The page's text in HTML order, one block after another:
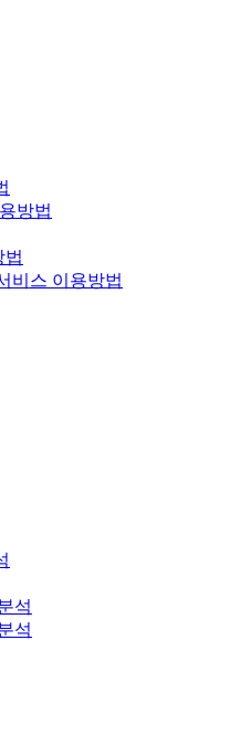
방법
법
비스 이용방법
석
석